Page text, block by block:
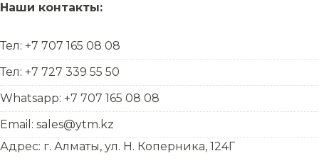
Наши контакты:
Тел: +7 707 165 08 08
Тел: +7 727 339 55 50
Whatsapp: +7 707 165 08 08
Email: sales@ytm.kz
Адрес: г. Алматы, ул. Н. Коперника, 124Г